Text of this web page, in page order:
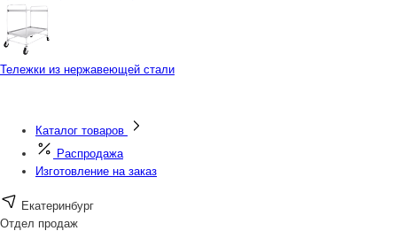
Тележки из нержавеющей стали
Каталог товаров
Распродажа
Изготовление на заказ
Екатеринбург
Отдел продаж